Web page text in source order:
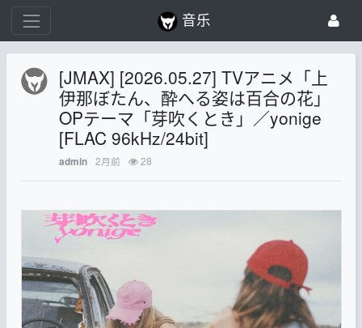
音乐
[JMAX] [2026.05.27] TVアニメ「上
伊那ぼたん、酔へる姿は百合の花」
OPテーマ「芽吹くとき」／yonige
[FLAC 96kHz/24bit]
admin 2月前 28